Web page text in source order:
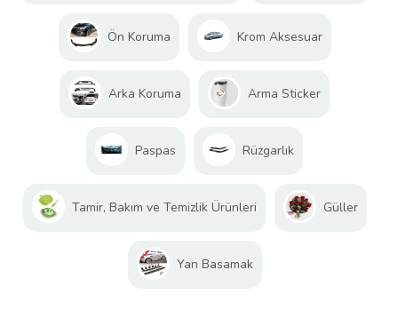
Ön Koruma Krom Aksesuar
Arka Koruma Arma Sticker
Paspas Rüzgarlık
Tamir, Bakım ve Temizlik Ürünleri Güller
Yan Basamak